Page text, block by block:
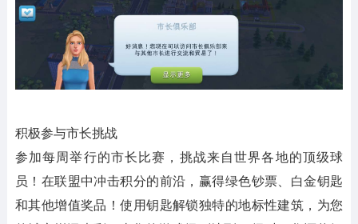
积极参与市长挑战
参加每周举行的市长比赛，挑战来自世界各地的顶级球
员！在联盟中冲击积分的前沿，赢得绿色钞票、白金钥匙
和其他增值奖品！使用钥匙解锁独特的地标性建筑，为您